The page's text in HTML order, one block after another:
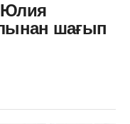
Юлия
шағып